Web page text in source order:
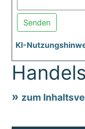
Senden
KI-
zum